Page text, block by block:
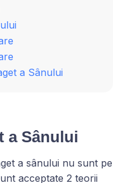
a Sânului
a Sânului
a sânului nu sunt pe
acceptate 2 teorii